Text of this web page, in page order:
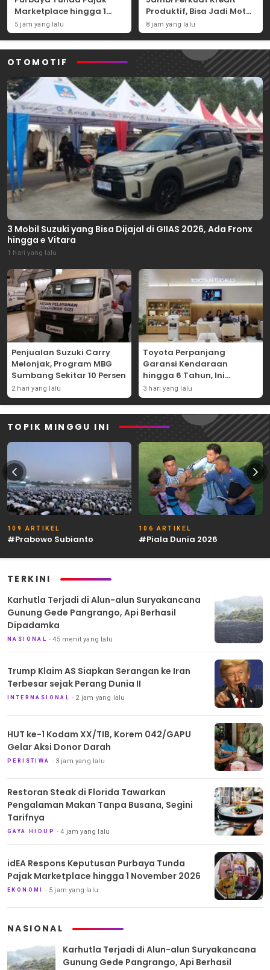
Marketplace hingga 1
November 2026
5 jam yang lalu
Produktif, Bisa Jadi Motor
Ekonomi Daerah
8 jam yang lalu
OTOMOTIF
3 Mobil Suzuki yang Bisa Dijajal di GIIAS 2026, Ada Fronx
hingga e Vitara
1 hari yang lalu
Penjualan Suzuki Carry
Melonjak, Program MBG
Sumbang Sekitar 10 Persen
2 hari yang lalu
Toyota Perpanjang
Garansi Kendaraan
hingga 6 Tahun, Ini
Syaratnya
3 hari yang lalu
TOPIK MINGGU INI
109 ARTIKEL
#Prabowo Subianto
106 ARTIKEL
#Piala Dunia 2026
TERKINI
Karhutla Terjadi di Alun-alun Suryakancana
Gunung Gede Pangrango, Api Berhasil
Dipadamka
NASIONAL 45 menit yang lalu
Trump Klaim AS Siapkan Serangan ke Iran
Terbesar sejak Perang Dunia II
INTERNASIONAL 2 jam yang lalu
HUT ke-1 Kodam XX/TIB, Korem 042/GAPU
Gelar Aksi Donor Darah
PERISTIWA 3 jam yang lalu
Restoran Steak di Florida Tawarkan
Pengalaman Makan Tanpa Busana, Segini
Tarifnya
GAYA HIDUP 4 jam yang lalu
idEA Respons Keputusan Purbaya Tunda
Pajak Marketplace hingga 1 November 2026
EKONOMI 5 jam yang lalu
NASIONAL
Karhutla Terjadi di Alun-alun Suryakancana
Gunung Gede Pangrango, Api Berhasil